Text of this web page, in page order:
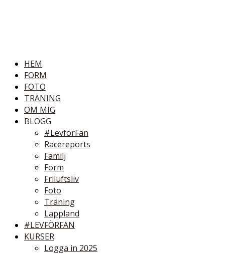
HEM
FORM
FOTO
TRÄNING
OM MIG
BLOGG
#LevförFan
Racereports
Familj
Form
Friluftsliv
Foto
Träning
Lappland
#LEVFÖRFAN
KURSER
Logga in 2025